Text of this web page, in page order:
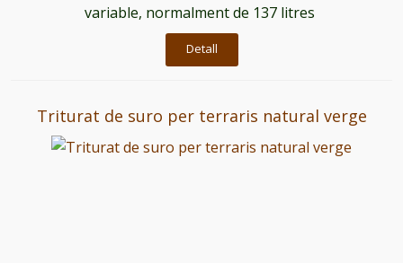
variable, normalment de 137 litres
Detall
Triturat de suro per terraris natural verge